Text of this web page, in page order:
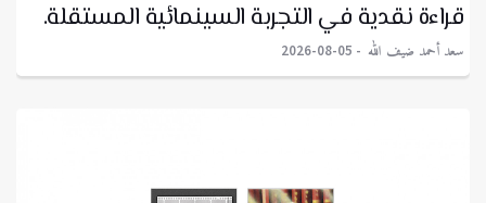
قراءة نقدية في التجربة السينمائية المستقلة.
سعد أحمد ضيف الله 2026-08-05